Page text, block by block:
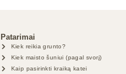
Patarimai
Kiek reikia grunto?
Kiek maisto šuniui (pagal svorį)
Kaip pasirinkti kraiką katei